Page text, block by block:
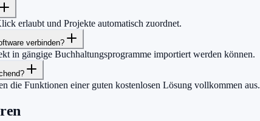
erlaubt und Projekte automatisch zuordnet.
verbinden?
in gängige Buchhaltungsprogramme importiert werden können.
die Funktionen einer guten kostenlosen Lösung vollkommen aus.